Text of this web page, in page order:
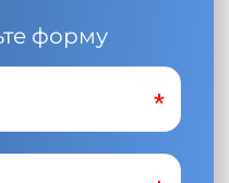
форму